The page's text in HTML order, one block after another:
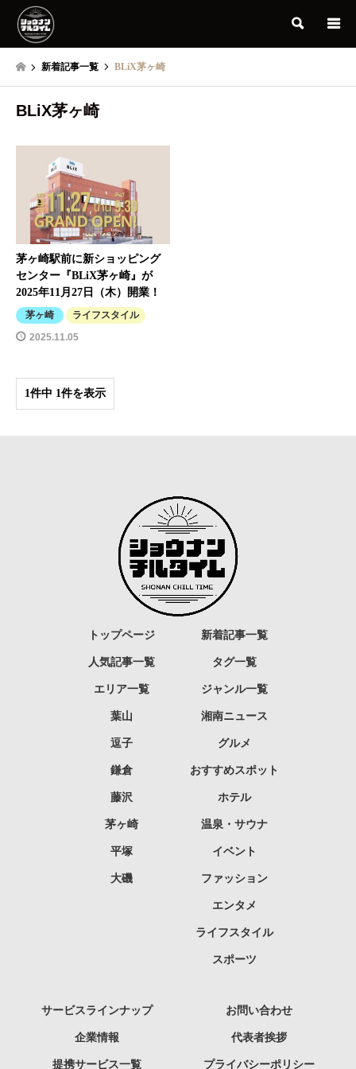
検索
新着記事一覧 BLiX茅ヶ崎
BLiX茅ヶ崎
茅ヶ崎駅前に新ショッピング
センター『BLiX茅ヶ崎』が
2025年11月27日（木）開業！
茅ヶ崎
ライフスタイル
2025.11.05
1件中 1件を表示
トップページ 新着記事一覧
人気記事一覧 タグ一覧
エリア一覧
葉山
逗子
鎌倉
藤沢
茅ヶ崎
平塚
大磯
ジャンル一覧
湘南ニュース
グルメ
おすすめスポット
ホテル
温泉・サウナ
イベント
ファッション
エンタメ
ライフスタイル
スポーツ
サービスラインナップ お問い合わせ
企業情報 代表者挨拶
提携サービス一覧 プライバシーポリシー